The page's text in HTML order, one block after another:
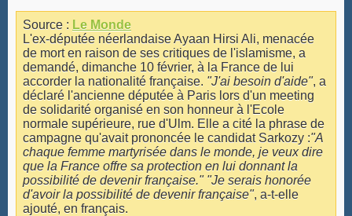
Source : Le Monde
L'ex-députée néerlandaise Ayaan Hirsi Ali, menacée
de mort en raison de ses critiques de l'islamisme, a
demandé, dimanche 10 février, à la France de lui
accorder la nationalité française. "J'ai besoin d'aide", a
déclaré l'ancienne députée à Paris lors d'un meeting
de solidarité organisé en son honneur à l'Ecole
normale supérieure, rue d'Ulm. Elle a cité la phrase de
campagne qu'avait prononcée le candidat Sarkozy :"A
chaque femme martyrisée dans le monde, je veux dire
que la France offre sa protection en lui donnant la
possibilité de devenir française." "Je serais honorée
d'avoir la possibilité de devenir française", a-t-elle
ajouté, en français.